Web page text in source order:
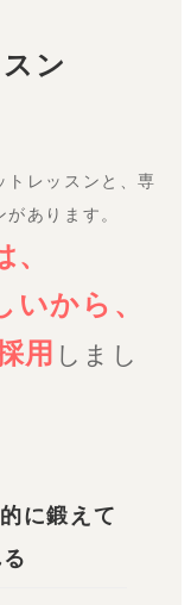
ン
トレッスンと、専
あります。
いから、
用 しまし
に鍛えて